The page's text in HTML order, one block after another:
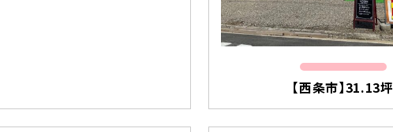
【西条市】31.13坪